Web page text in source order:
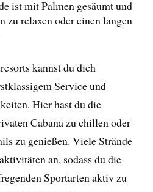
ist mit Palmen gesäumt und
zu relaxen oder einen langen
kannst du dich
Service und
Hier hast du die
Cabana zu chillen oder
zu genießen. Viele Strände
an, sodass du die
Sportarten aktiv zu